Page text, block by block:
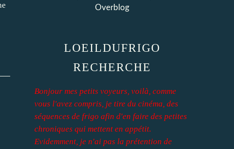
Overblog
LOEILDUFRIGO
RECHERCHE
Bonjour mes petits voyeurs, voilà, comme
vous l'avez compris, je tire du cinéma, des
séquences de frigo afin d'en faire des petites
chroniques qui mettent en appétit.
Evidemment, je n'ai pas la prétention de